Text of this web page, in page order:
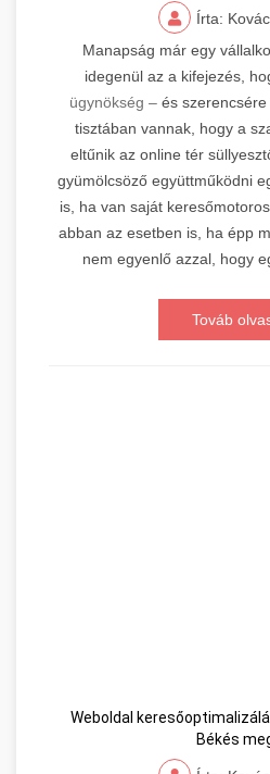
Írta:
Manapság már egy
idegenül az a kifejezés,
ügynökség –és szerencsére
tisztában vannak, hogy a
eltűnik az online tér
gyümölcsöző együttműködni
is, ha van saját
abban az esetben is, ha épp
nem egyenlő azzal, hogy
Továb
Weboldal
Békés